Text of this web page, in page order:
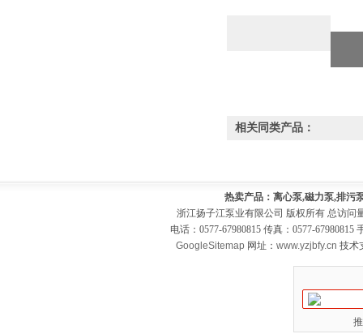
相关同类产品：
热卖产品：离心泵,磁力泵,排污
浙江扬子江泵业有限公司 版权所有 总访问
电话：0577-67980815 传真：0577-
GoogleSitemap 网址： www.yzjbfy.cn 技术